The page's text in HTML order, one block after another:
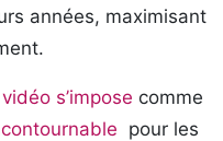
années, maximisant
s’impose comme
pour les